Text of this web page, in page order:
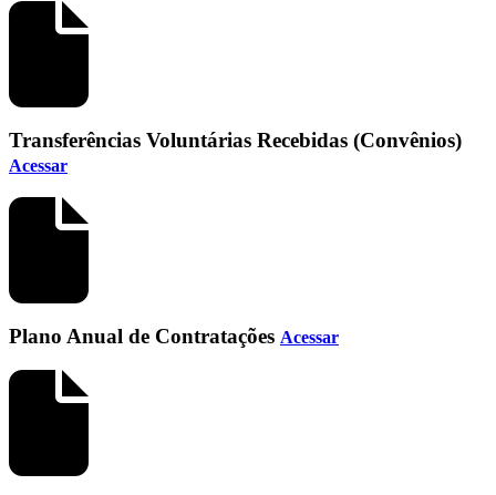
Transferências Voluntárias Recebidas (Convênios)
Acessar
Plano Anual de Contratações Acessar